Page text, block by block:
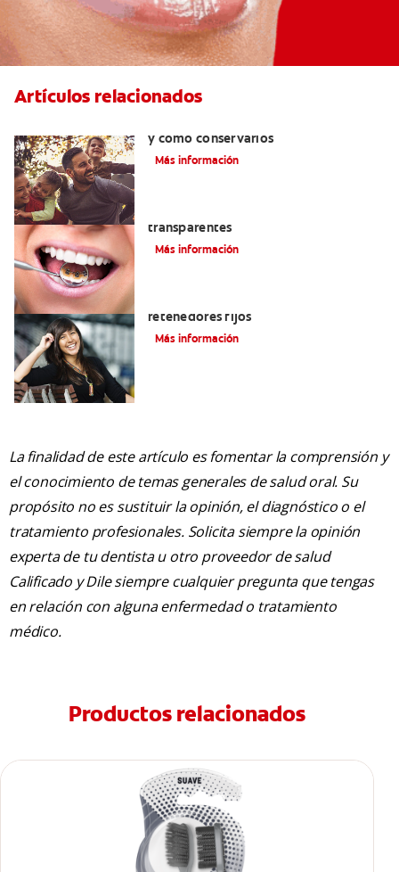
Artículos relacionados
y cómo conservarlos
Más información
transparentes
Más información
retenedores fijos
Más información
La finalidad de este artículo es fomentar la comprensión y
el conocimiento de temas generales de salud oral. Su
propósito no es sustituir la opinión, el diagnóstico o el
tratamiento profesionales. Solicita siempre la opinión
experta de tu dentista u otro proveedor de salud
Calificado y Dile siempre cualquier pregunta que tengas
en relación con alguna enfermedad o tratamiento
médico.
Productos relacionados